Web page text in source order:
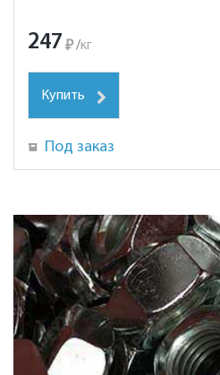
247 ₽ /кг
Купить
Под заказ